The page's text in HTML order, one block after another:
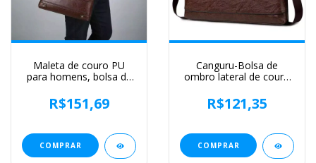
Maleta de couro PU
para homens, bolsa de
mensageiro, crossbody,
designer lateral,
laptop, executivo,
negócios, sacola,
Boston
R$151,69
COMPRAR
Canguru-Bolsa de
ombro lateral de couro
crossbody, mensageiro
de negócios, bolsa
marido, marca de luxo
R$121,35
COMPRAR